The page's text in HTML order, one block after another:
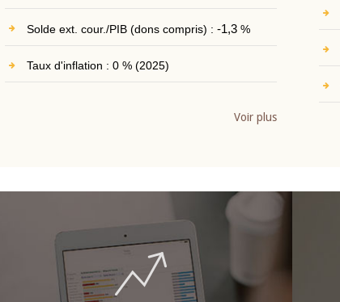
Solde ext. cour./PIB (dons compris) : -1,3%
Taux d'inflation : 0 % (2025)
Voir plus